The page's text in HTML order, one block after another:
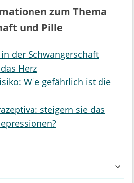
zum Thema
und Pille
der Schwangerschaft
Herz
Wie gefährlich ist die
steigern sie das